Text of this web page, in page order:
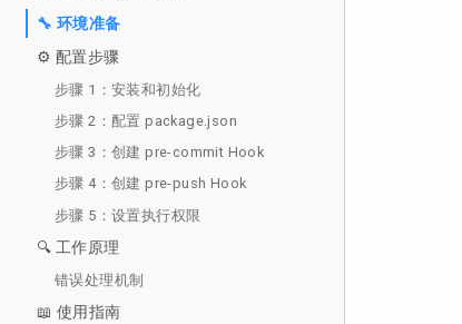
🔧 环境准备
⚙️ 配置步骤
步骤 1：安装和初始化
步骤 2：配置 package.json
步骤 3：创建 pre-commit Hook
步骤 4：创建 pre-push Hook
步骤 5：设置执行权限
🔍 工作原理
错误处理机制
📖 使用指南